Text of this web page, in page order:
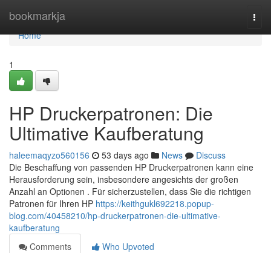
bookmarkja
Home
Home
1
HP Druckerpatronen: Die
Ultimative Kaufberatung
haleemaqyzo560156 53 days ago News
Discuss
Die Beschaffung von passenden HP Druckerpatronen kann eine
Herausforderung sein, insbesondere angesichts der großen
Anzahl an Optionen . Für sicherzustellen, dass Sie die richtigen
Patronen für Ihren HP https://keithgukl692218.popup-
blog.com/40458210/hp-druckerpatronen-die-ultimative-
kaufberatung
Comments
Who Upvoted